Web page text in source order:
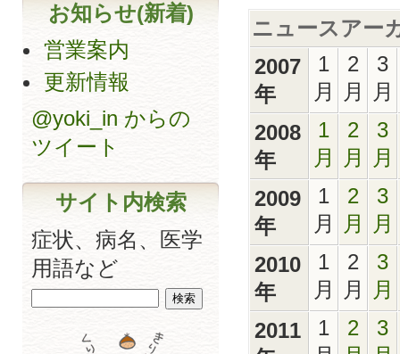
ニュースアー
2007
年
1
月
2
月
3
月
2008
年
1
月
2
月
3
月
2009
年
1
月
2
月
3
月
2010
年
1
月
2
月
3
月
2011
1
2
3
お知らせ(新着)
営業案内
更新情報
@yoki_in からの
ツイート
サイト内検索
症状、病名、医学
用語など